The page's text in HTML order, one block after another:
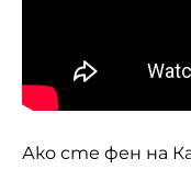
Ако сте фен на